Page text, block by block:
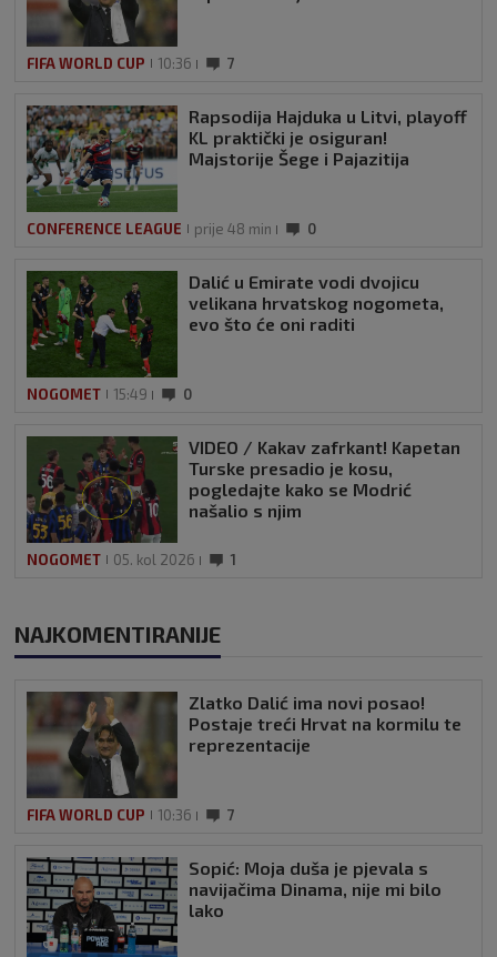
FIFA WORLD CUP 10:36 7
Rapsodija Hajduka u Litvi, playoff
KL praktički je osiguran!
Majstorije Šege i Pajazitija
CONFERENCE LEAGUE prije 48 min 0
Dalić u Emirate vodi dvojicu
velikana hrvatskog nogometa,
evo što će oni raditi
NOGOMET 15:49 0
VIDEO / Kakav zafrkant! Kapetan
Turske presadio je kosu,
pogledajte kako se Modrić
našalio s njim
NOGOMET 05. kol 2026 1
NAJKOMENTIRANIJE
Zlatko Dalić ima novi posao!
Postaje treći Hrvat na kormilu te
reprezentacije
FIFA WORLD CUP 10:36 7
Sopić: Moja duša je pjevala s
navijačima Dinama, nije mi bilo
lako